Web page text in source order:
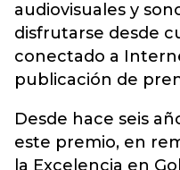
audiovisuales y
disfrutarse desde
conectado a
publicación de
Desde hace seis
este premio, en
la Excelencia en